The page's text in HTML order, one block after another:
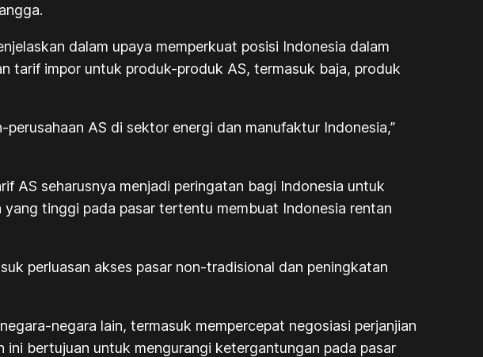
dalam upaya memperkuat posisi Indonesia dalam
tarif impor untuk produk-produk AS, termasuk baja, produk
AS di sektor energi dan manufaktur Indonesia,”
AS seharusnya menjadi peringatan bagi Indonesia untuk
tinggi pada pasar tertentu membuat Indonesia rentan
perluasan akses pasar non-tradisional dan peningkatan
negara lain, termasuk mempercepat negosiasi perjanjian
bertujuan untuk mengurangi ketergantungan pada pasar